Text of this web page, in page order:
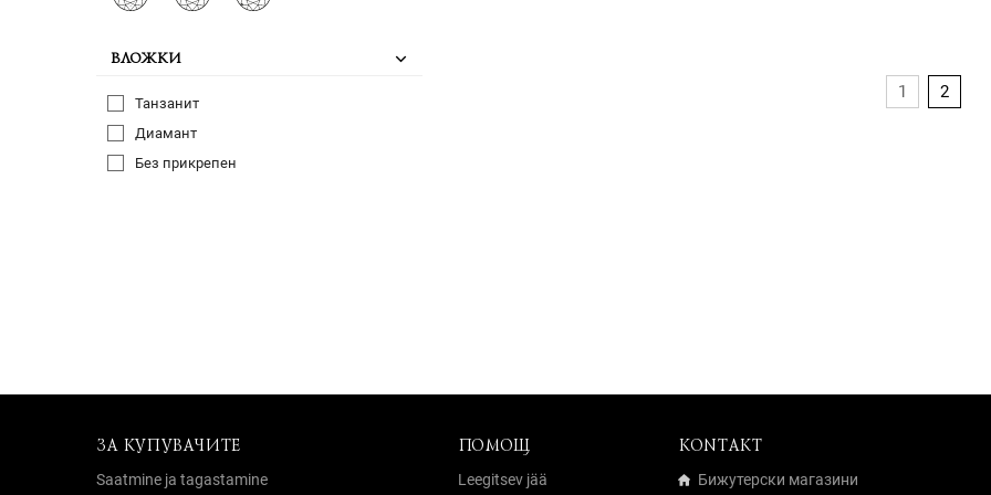
ВЛОЖКИ
Танзанит
Диамант
Без прикрепен
1 2
ЗА КУПУВАЧИТЕ
Saatmine ja tagastamine
ПОМОЩ
Leegitsev jää
KONTAKT
Бижутерски магазини